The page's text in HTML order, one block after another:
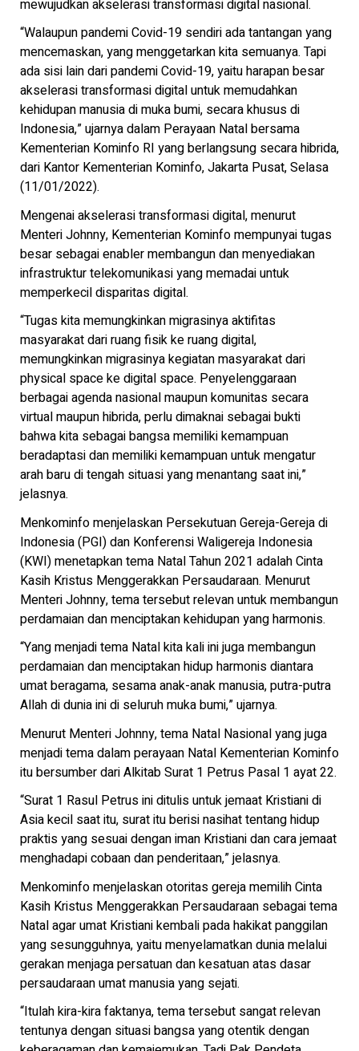
mewujudkan akselerasi transformasi digital nasional.
“Walaupun pandemi Covid-19 sendiri ada tantangan yang
mencemaskan, yang menggetarkan kita semuanya. Tapi
ada sisi lain dari pandemi Covid-19, yaitu harapan besar
akselerasi transformasi digital untuk memudahkan
kehidupan manusia di muka bumi, secara khusus di
Indonesia,” ujarnya dalam Perayaan Natal bersama
Kementerian Kominfo RI yang berlangsung secara hibrida,
dari Kantor Kementerian Kominfo, Jakarta Pusat, Selasa
(11/01/2022).
Mengenai akselerasi transformasi digital, menurut
Menteri Johnny, Kementerian Kominfo mempunyai tugas
besar sebagai enabler membangun dan menyediakan
infrastruktur telekomunikasi yang memadai untuk
memperkecil disparitas digital.
“Tugas kita memungkinkan migrasinya aktifitas
masyarakat dari ruang fisik ke ruang digital,
memungkinkan migrasinya kegiatan masyarakat dari
physical space ke digital space. Penyelenggaraan
berbagai agenda nasional maupun komunitas secara
virtual maupun hibrida, perlu dimaknai sebagai bukti
bahwa kita sebagai bangsa memiliki kemampuan
beradaptasi dan memiliki kemampuan untuk mengatur
arah baru di tengah situasi yang menantang saat ini,”
jelasnya.
Menkominfo menjelaskan Persekutuan Gereja-Gereja di
Indonesia (PGI) dan Konferensi Waligereja Indonesia
(KWI) menetapkan tema Natal Tahun 2021 adalah Cinta
Kasih Kristus Menggerakkan Persaudaraan. Menurut
Menteri Johnny, tema tersebut relevan untuk membangun
perdamaian dan menciptakan kehidupan yang harmonis.
“Yang menjadi tema Natal kita kali ini juga membangun
perdamaian dan menciptakan hidup harmonis diantara
umat beragama, sesama anak-anak manusia, putra-putra
Allah di dunia ini di seluruh muka bumi,” ujarnya.
Menurut Menteri Johnny, tema Natal Nasional yang juga
menjadi tema dalam perayaan Natal Kementerian Kominfo
itu bersumber dari Alkitab Surat 1 Petrus Pasal 1 ayat 22.
“Surat 1 Rasul Petrus ini ditulis untuk jemaat Kristiani di
Asia kecil saat itu, surat itu berisi nasihat tentang hidup
praktis yang sesuai dengan iman Kristiani dan cara jemaat
menghadapi cobaan dan penderitaan,” jelasnya.
Menkominfo menjelaskan otoritas gereja memilih Cinta
Kasih Kristus Menggerakkan Persaudaraan sebagai tema
Natal agar umat Kristiani kembali pada hakikat panggilan
yang sesungguhnya, yaitu menyelamatkan dunia melalui
gerakan menjaga persatuan dan kesatuan atas dasar
persaudaraan umat manusia yang sejati.
“Itulah kira-kira faktanya, tema tersebut sangat relevan
tentunya dengan situasi bangsa yang otentik dengan